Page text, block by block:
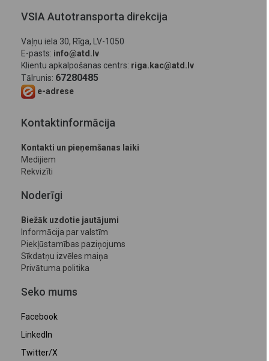
VSIA Autotransporta direkcija
Vaļņu iela 30, Rīga, LV-1050
E-pasts: info@atd.lv
Klientu apkalpošanas centrs: riga.kac@atd.lv
Tālrunis: 67280485
e-adrese
Kontaktinformācija
Kontakti un pieņemšanas laiki
Medijiem
Rekvizīti
Noderīgi
Biežāk uzdotie jautājumi
Informācija par valstīm
Piekļūstamības paziņojums
Sīkdatņu izvēles maiņa
Privātuma politika
Seko mums
Facebook
LinkedIn
Twitter/X